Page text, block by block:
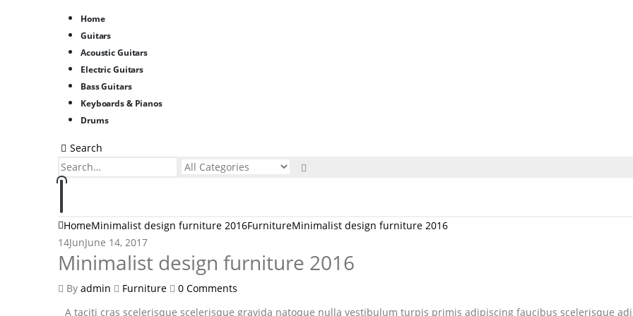
Home
Guitars
Acoustic Guitars
Electric Guitars
Bass Guitars
Keyboards & Pianos
Drums
Search
HomeMinimalist design furniture 2016FurnitureMinimalist design furniture 2016
14JunJune 14, 2017
Minimalist design furniture 2016
By admin Furniture
0 Comments
A taciti cras scelerisque scelerisque gravida natoque nulla vestibulum turpis primis adipiscing faucibus scelerisque